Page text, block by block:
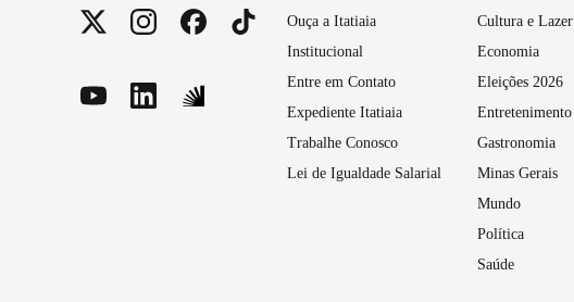
Ouça a Itatiaia
Institucional
Entre em Contato
Expediente Itatiaia
Trabalhe Conosco
Lei de Igualdade Salarial
Cultura e Lazer
Economia
Eleições 2026
Entretenimento
Gastronomia
Minas Gerais
Mundo
Política
Saúde